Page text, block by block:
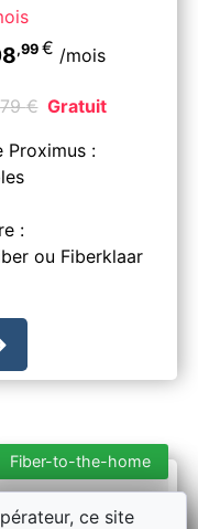
,99 € /mois
79€ Gratuit
Proximus :
:
ou Fiberklaar
Fiber-to-the-home
ce site